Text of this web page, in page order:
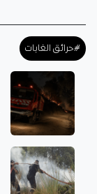
#حرائق الغابات